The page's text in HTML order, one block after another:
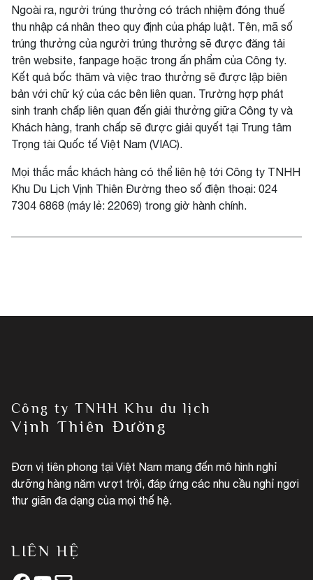
Ngoài ra, người trúng thưởng có trách nhiệm đóng thuế
thu nhập cá nhân theo quy định của pháp luật. Tên, mã số
trúng thưởng của người trúng thưởng sẽ được đăng tải
trên website, fanpage hoặc trong ấn phẩm của Công ty.
Kết quả bốc thăm và việc trao thưởng sẽ được lập biên
bản với chữ ký của các bên liên quan. Trường hợp phát
sinh tranh chấp liên quan đến giải thưởng giữa Công ty và
Khách hàng, tranh chấp sẽ được giải quyết tại Trung tâm
Trọng tài Quốc tế Việt Nam (VIAC).
Mọi thắc mắc khách hàng có thể liên hệ tới Công ty TNHH
Khu Du Lịch Vịnh Thiên Đường theo số điện thoại: 024
7304 6868 (máy lẻ: 22069) trong giờ hành chính.
Công ty TNHH Khu du lịch
Vịnh Thiên Đường
Đơn vị tiên phong tại Việt Nam mang đến mô hình nghỉ
dưỡng hàng năm vượt trội, đáp ứng các nhu cầu nghỉ ngơi
thư giãn đa dạng của mọi thế hệ.
LIÊN HỆ